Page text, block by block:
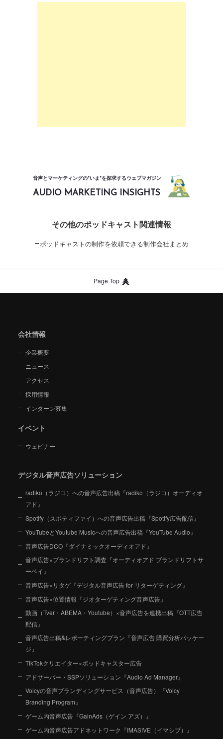
音声とマーケティングの"いま"を探求するウェブマガジン
AUDIO MARKETING INSIGHTS
その他のポッドキャスト関連情報
ポッドキャストの制作を依頼できる制作会社まとめ
Page Top
会社情報
企業概要
ニュース
アクセス
採用情報
インターン募集
イベント
ウェビナー
デジタル音声広告ソリューション
radiko（ラジコ）への音声広告出稿『radiko（ラジコ）オーディオ
アド』
Spotify（スポティファイ）への音声広告出稿『Spotify広告配信』
YouTubeとYoutube Musicへの音声広告出稿『YouTube Audio』
音声広告DCO『ダイナミックオーディオアド』
音声広告×ブランドリフト調査『オーディオアド ブランドリフトサ
ーベイ』
音声広告×リタゲ『デジタル音声広告 for リターゲティング』
音声広告×位置情報『ジオターゲティング音声広告』
動画（Tver・ABEMA・Youtube）×音声広告を連携出稿『OTT広告
配信』
音声広告出稿&レポーティングプラン『音声広告 購買分析パッケー
ジ』
TikTokクリエイター×ポッドキャスター広告
アドサーバー・SSPソリューション『Audio Ad Manager』
Voicyの音声ブランディングサービス（音声広告）『Voicy
Branding Program』
ゲーム内音声広告『GainAds（ゲイン アズ）』
ゲーム内音声広告アドネットワーク『IMASIVE（イマシブ）』